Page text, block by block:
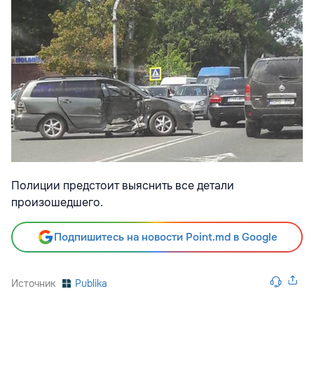
Полиции предстоит выяснить все детали
произошедшего.
Подпишитесь на новости Point.md в Google
Источник Publika